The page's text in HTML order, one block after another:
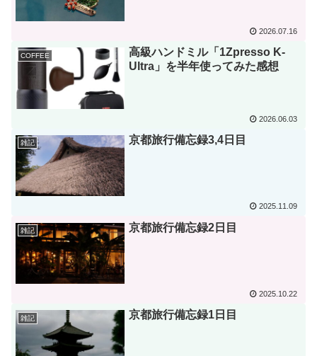
2026.07.16
COFFEE
高級ハンドミル「1Zpresso K-
Ultra」を半年使ってみた感想
2026.06.03
雑記 京都旅行備忘録3,4日目
2025.11.09
雑記 京都旅行備忘録2日目
2025.10.22
雑記 京都旅行備忘録1日目